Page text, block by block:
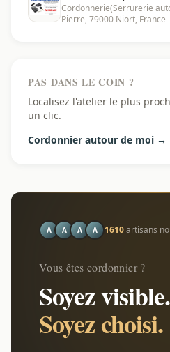
Niort - 79000
Cordonnerie(Serrurerie
Pierre, 79000 Niort,
PAS DANS LE COIN ?
Localisez l'atelier le plus
un clic.
Cordonnier autour de moi →
A A A A 1610artisans
Vous êtes cordonnier ?
Soyez visible.
Soyez choisi.